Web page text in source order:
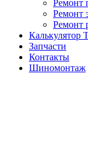
Ремонт
Ремонт
Ремонт
Калькулятор
Запчасти
Контакты
Шиномонтаж